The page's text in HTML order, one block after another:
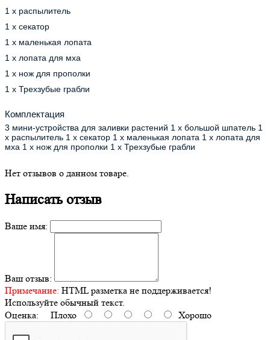
1 х распылитель
1 х секатор
1 х маленькая лопата
1 х лопата для мха
1 х нож для прополки
1 х Трехзубые грабли
Комплектация
3 мини-устройства для заливки растений 1 х большой шпатель 1
х распылитель 1 х секатор 1 х маленькая лопата 1 х лопата для
мха 1 х нож для прополки 1 х Трехзубые грабли
Нет отзывов о данном товаре.
Написать отзыв
Ваше имя:
Ваш отзыв:
Примечание: HTML разметка не поддерживается!
Используйте обычный текст.
Оценка: Плохо Хорошо